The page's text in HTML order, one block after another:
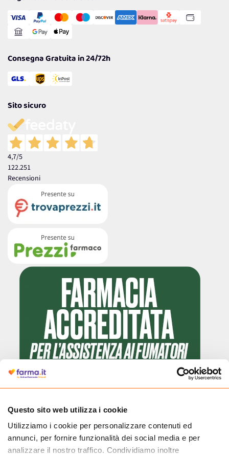
Questo sito web utilizza i cookie
Utilizziamo i cookie per personalizzare contenuti ed
annunci, per fornire funzionalità dei social media e per
analizzare il nostro traffico. Condividiamo inoltre
Gestisci Cookie
Reso Facile e Veloce
Consegna Gratuita in 24/72h
Sito sicuro
4,7/5
122.251
Recensioni
Cliccando il badge, puoi verificare che Farma.it è un'entità regolarmente
autorizzata dal Ministero della Salute a effettuare la vendita online di
medicinali.